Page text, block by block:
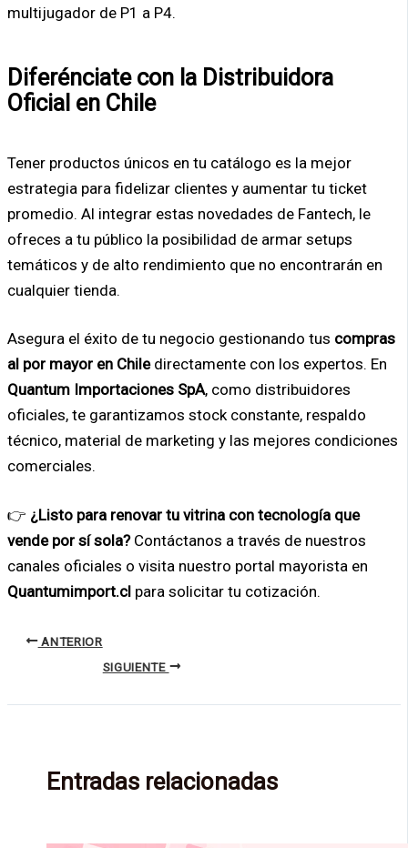
multijugador de P1 a P4.
Diferénciate con la Distribuidora
Oficial en Chile
Tener productos únicos en tu catálogo es la mejor
estrategia para fidelizar clientes y aumentar tu ticket
promedio. Al integrar estas novedades de Fantech, le
ofreces a tu público la posibilidad de armar setups
temáticos y de alto rendimiento que no encontrarán en
cualquier tienda.
Asegura el éxito de tu negocio gestionando tus compras
al por mayor en Chiledirectamente con los expertos. En
Quantum Importaciones SpA, como distribuidores
oficiales, te garantizamos stock constante, respaldo
técnico, material de marketing y las mejores condiciones
comerciales.
👉 ¿Listo para renovar tu vitrina con tecnología que
vende por sí sola?Contáctanos a través de nuestros
canales oficiales o visita nuestro portal mayorista en
Quantumimport.cl para solicitar tu cotización.
ANTERIOR
SIGUIENTE
Entradas relacionadas